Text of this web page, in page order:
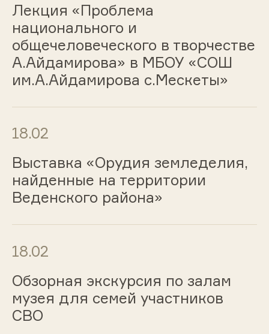
Лекция «Проблема
национального и
общечеловеческого в творчестве
А.Айдамирова» в МБОУ «СОШ
им.А.Айдамирова с.Мескеты»
18.02
Выставка «Орудия земледелия,
найденные на территории
Веденского района»
18.02
Обзорная экскурсия по залам
музея для семей участников
СВО